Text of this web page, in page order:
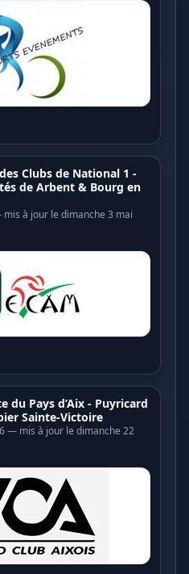
Clubs de National 1 -
de Arbent & Bourg en
à jour le dimanche 3 mai
du Pays d’Aix - Puyricard
Sainte-Victoire
— mis à jour le dimanche 22